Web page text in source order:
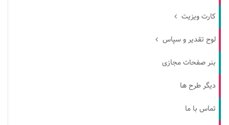
کارت ویزیت
لوح تقدیر و سپاس
بنر صفحات مجازی
دیگر طرح ها
تماس با ما